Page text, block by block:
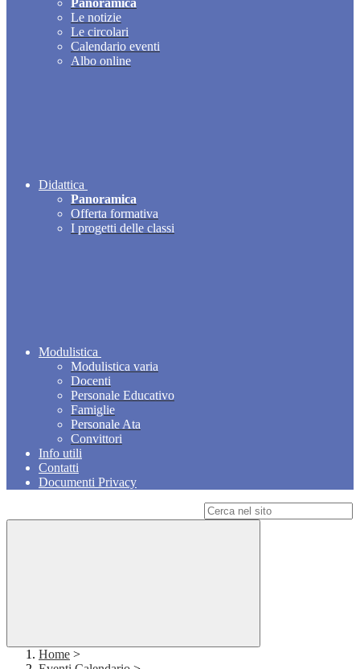
Panoramica
Le notizie
Le circolari
Calendario eventi
Albo online
Didattica
Panoramica
Offerta formativa
I progetti delle classi
Modulistica
Modulistica varia
Docenti
Personale Educativo
Famiglie
Personale Ata
Convittori
Info utili
Contatti
Documenti Privacy
Home >